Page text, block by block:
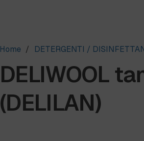
Home / DETERGENTI /
DELIWOOL
(DELILAN)